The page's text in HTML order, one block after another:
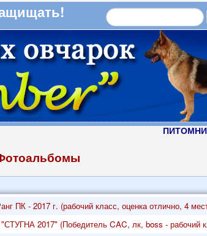
ПИТОМНИК
ПК - 2017 г. (рабочий класс, оценка отлично, 4
2017" (Победитель CAC, лк, boss - рабочий